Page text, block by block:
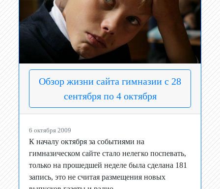
Обзор жизни сайта гимназии с 28
сентября по 4 октября
6 октября 2009
К началу октября за событиями на
гимназическом сайте стало нелегко поспевать,
только на прошедшей неделе была сделана 181
запись, это не считая размещения новых